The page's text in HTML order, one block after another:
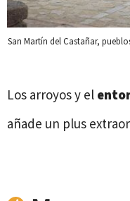
San Martín del Castañar,
Los arroyos y el
añade un plus